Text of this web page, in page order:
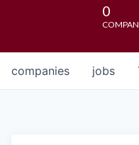
0
jobs
companies